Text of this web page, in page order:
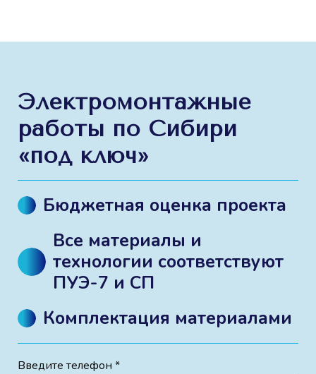
Электромонтажные
работы по Сибири
«под ключ»
Бюджетная оценка проекта
Все материалы и
технологии соответствуют
ПУЭ-7 и СП
Комплектация материалами
Введите телефон *